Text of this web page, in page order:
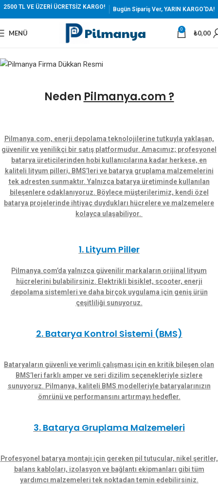
2500 TL VE ÜZERİ ÜCRETSİZ KARGO! Bugün Sipariş Ver, YARIN KARGO'DA!
MENÜ 0 ₺0,00
Neden Pilmanya.com ?
Pilmanya.com, enerji depolama teknolojilerine tutkuyla yaklaşan,
güvenilir ve yenilikçi bir satış platformudur. Amacımız; profesyonel
batarya üreticilerinden hobi kullanıcılarına kadar herkese, en
kaliteli lityum pilleri, BMS’leri ve batarya gruplama malzemelerini
tek adresten sunmaktır. Yalnızca batarya üretiminde kullanılan
bileşenlere odaklanıyoruz. Böylece müşterilerimiz, kendi özel
batarya projelerinde ihtiyaç duydukları hücrelere ve malzemelere
kolayca ulaşabiliyor. ​
1. Lityum Piller
Pilmanya.com’da yalnızca güvenilir markaların orijinal lityum
hücrelerini bulabilirsiniz. Elektrikli bisiklet, scooter, enerji
depolama sistemleri ve daha birçok uygulama için geniş ürün
çeşitliliği sunuyoruz.
2. Batarya Kontrol Sistemi (BMS)
Bataryaların güvenli ve verimli çalışması için en kritik bileşen olan
BMS’leri farklı amper ve seri dizilim seçenekleriyle sizlere
sunuyoruz. Pilmanya, kaliteli BMS modelleriyle bataryalarınızın
ömrünü ve performansını artırmayı hedefler.
3. Batarya Gruplama Malzemeleri
Profesyonel batarya montajı için gereken pil tutucular, nikel şeritler,
balans kabloları, izolasyon ve bağlantı ekipmanları gibi tüm
yardımcı malzemeleri tek noktadan temin edebilirsiniz.